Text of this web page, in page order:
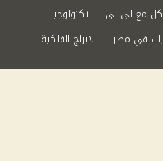
مع لى لى
تكنولوجيا
في مصر
الابراج الفلكية